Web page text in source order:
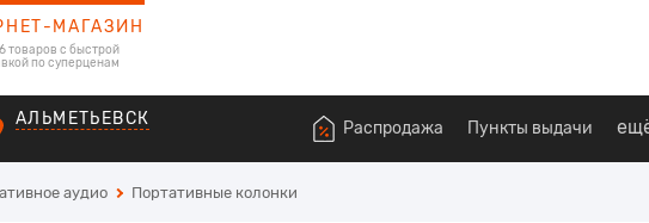
МАГАЗИН
товаров с быстрой
по суперценам
АЛЬМЕТЬЕВСК Распродажа Пункты выдачи
аудио Портативные колонки